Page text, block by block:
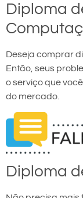
Diploma
Deseja comprar
Então, seus
o serviço que
do mercado.
Diploma